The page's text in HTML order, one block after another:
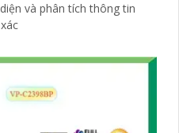
và phân tích thông tin